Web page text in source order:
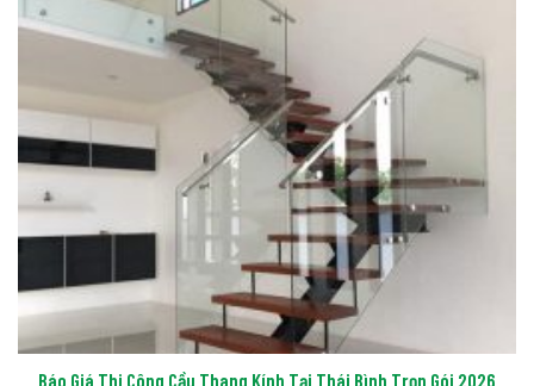
Báo Giá Thi Công Cầu Thang Kính Tại Thái Bình Trọn Gói 2026